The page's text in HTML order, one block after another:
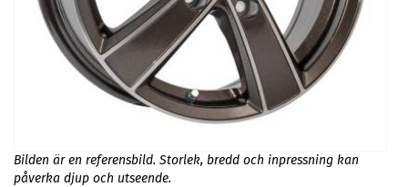
Bilden är en referensbild. Storlek, bredd och inpressning kan
påverka djup och utseende.